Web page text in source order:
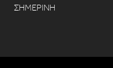
ΣΗΜΕΡΙΝΗ